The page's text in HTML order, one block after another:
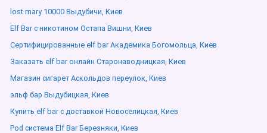
lost mary 10000 Выдубичи, Киев
Elf Bar с никотином Остапа Вишни, Киев
Сертифицированные elf bar Академика Богомольца, Киев
Заказать elf bar онлайн Старонаводницкая, Киев
Магазин сигарет Аскольдов переулок, Киев
эльф бар Выдубицкая, Киев
Купить elf bar с доставкой Новоселицкая, Киев
Pod система Elf Bar Березняки, Киев